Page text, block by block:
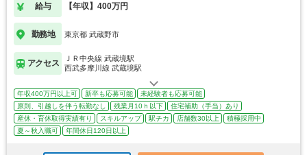
給与 【年収】400万円
勤務地 東京都 武蔵野市
アクセス
ＪＲ中央線 武蔵境駅
西武多摩川線 武蔵境駅
年収400万円以上可 新卒も応募可能
未経験者も応募可能
原則、引越しを伴う転勤なし
残業月10ｈ以下
住宅補助（手当）あり
産休・育休取得実績有り
スキルアップ 駅チカ 店舗数30以上
積極採用中
夏～秋入職可
年間休日120日以上